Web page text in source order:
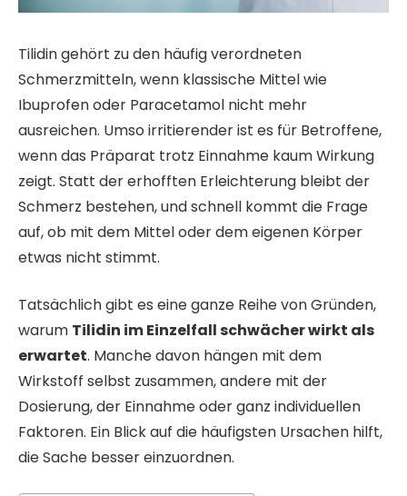
Tilidin gehört zu den häufig verordneten
Schmerzmitteln, wenn klassische Mittel wie
Ibuprofen oder Paracetamol nicht mehr
ausreichen. Umso irritierender ist es für Betroffene,
wenn das Präparat trotz Einnahme kaum Wirkung
zeigt. Statt der erhofften Erleichterung bleibt der
Schmerz bestehen, und schnell kommt die Frage
auf, ob mit dem Mittel oder dem eigenen Körper
etwas nicht stimmt.
Tatsächlich gibt es eine ganze Reihe von Gründen,
warum Tilidin im Einzelfall schwächer wirkt als
erwartet. Manche davon hängen mit dem
Wirkstoff selbst zusammen, andere mit der
Dosierung, der Einnahme oder ganz individuellen
Faktoren. Ein Blick auf die häufigsten Ursachen hilft,
die Sache besser einzuordnen.